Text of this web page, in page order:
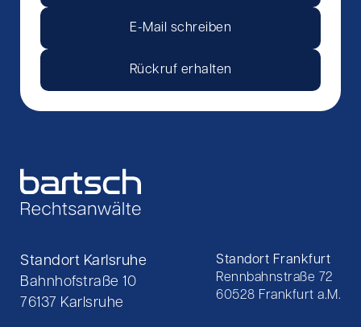
E-Mail schreiben
Rückruf erhalten
Standort Karlsruhe
Bahnhofstraße 10
76137 Karlsruhe
Standort Frankfurt
Rennbahnstraße 72
60528 Frankfurt a.M.